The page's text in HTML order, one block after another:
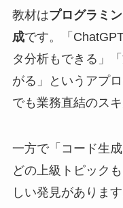
教材はプログラミ
成です。「
タ分析もできる」
がる」というアプ
でも業務直結のスキ
一方で「コード生
どの上級トピック
しい発見があります